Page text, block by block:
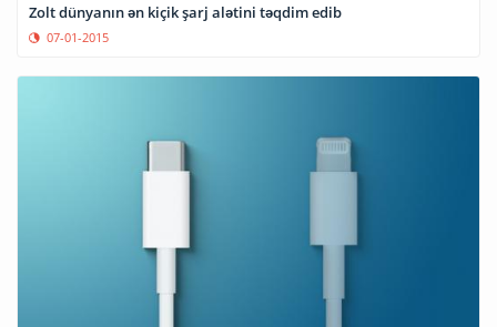
Zolt dünyanın ən kiçik şarj alətini təqdim edib
07-01-2015